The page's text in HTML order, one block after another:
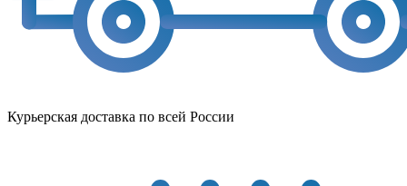
Курьерская доставка по всей России